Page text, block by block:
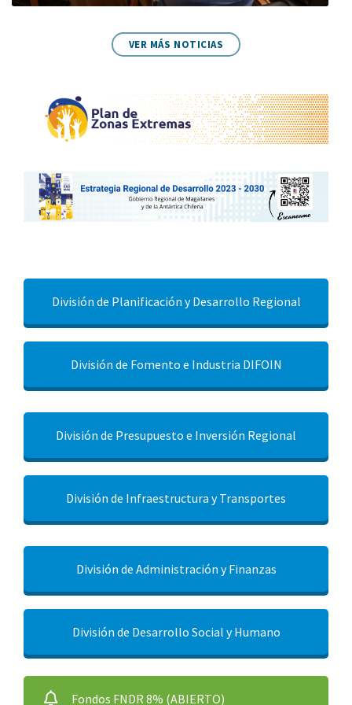
VER MÁS NOTICIAS
División de Planificación y Desarrollo Regional
División de Fomento e Industria DIFOIN
División de Presupuesto e Inversión Regional
División de Infraestructura y Transportes
División de Administración y Finanzas
División de Desarrollo Social y Humano
Fondos FNDR 8% (ABIERTO)